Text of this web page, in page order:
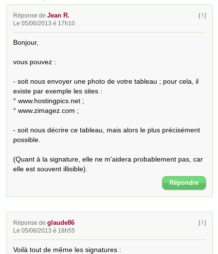
Réponse deJean R.
Le 05/06/2013 é 17h10
[ ! ]
Bonjour,
vous pouvez :
- soit nous envoyer une photo de votre tableau ; pour cela, il
existe par exemple les sites :
° www.hostingpics.net ;
° www.zimagez.com ;
- soit nous décrire ce tableau, mais alors le plus précisément
possible.
(Quant à la signature, elle ne m'aidera probablement pas, car
elle est souvent illisible).
Répondre
Réponse deglaude86
Le 05/06/2013 é 18h55
[ ! ]
Voilà tout de même les signatures :